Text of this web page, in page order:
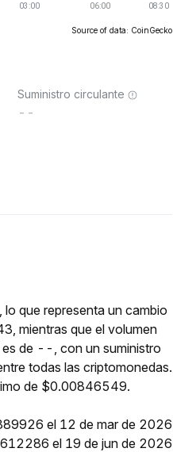
Source of data: CoinGecko
Suministro circulante
--
que representa un cambio
mientras que el volumen
es de --, con un suministro
todas las criptomonedas.
de $0.00846549.
el 12 de mar de 2026
el 19 de jun de 2026